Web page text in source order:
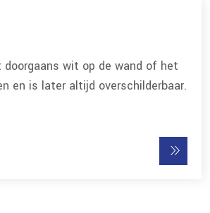
doorgaans wit op de wand of het
en is later altijd overschilderbaar.
3
4